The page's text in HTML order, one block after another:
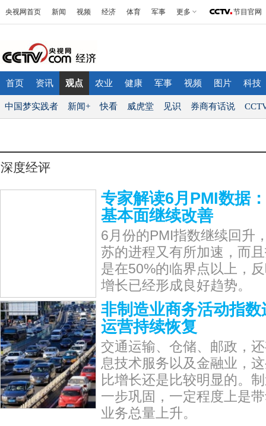
央视网首页 新闻 视频 经济 体育 军事 更多 节目官网
首页 资讯 观点 农业 健康 军事 视频 图片 科技
中国梦实践者 新闻+ 快看 威虎堂 见识 券商有话说
深度经评
专家解读6月PMI数据
基本面继续改善
6月份的PMI指数继续回升
苏的进程又有所加速，而
是在50%的临界点以上，
增长已经形成良好趋势。
非制造业商务活动指
运营持续恢复
交通运输、仓储、邮政，
息技术服务以及金融业，
比增长还是比较明显的。
一步巩固，一定程度上是
业务总量上升。